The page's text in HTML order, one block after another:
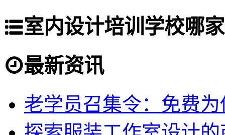
室内设计培训学校哪
最新资讯
老学员召集令：免费